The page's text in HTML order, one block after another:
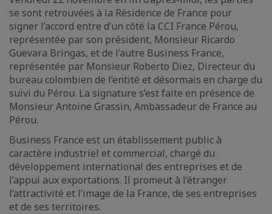
se sont retrouvées à la Résidence de France pour
signer l’accord entre d’un côté la CCI France Pérou,
représentée par son président, Monsieur Ricardo
Guevara Bringas, et de l’autre Business France,
représentée par Monsieur Roberto Diez, Directeur du
bureau colombien de l’entité et désormais en charge du
suivi du Pérou. La signature s’est faite en présence de
Monsieur Antoine Grassin, Ambassadeur de France au
Pérou.
Business France est un établissement public à
caractère industriel et commercial, chargé du
développement international des entreprises et de
l’appui aux exportations. Il promeut à l’étranger
l’attractivité et l’image de la France, de ses entreprises
et de ses territoires.